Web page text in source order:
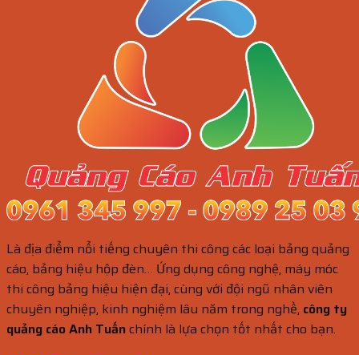
Là địa điểm nổi tiếng chuyên thi công các loại bảng quảng
cáo, bảng hiệu hộp đèn… Ứng dụng công nghệ, máy móc
thi công bảng hiệu hiện đại, cùng với đội ngũ nhân viên
chuyên nghiệp, kinh nghiệm lâu năm trong nghề, công ty
quảng cáo Anh Tuấnchính là lựa chọn tốt nhất cho bạn.